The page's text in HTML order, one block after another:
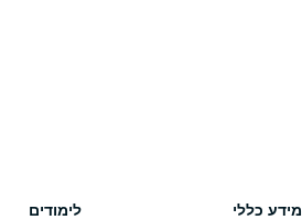
מידע כללי
לימודים